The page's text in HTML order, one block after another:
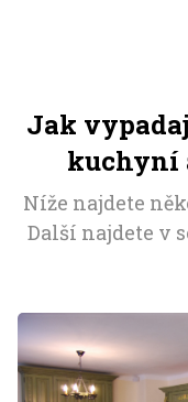
Jak
kuchyní
Níže najdete
Další najdete v